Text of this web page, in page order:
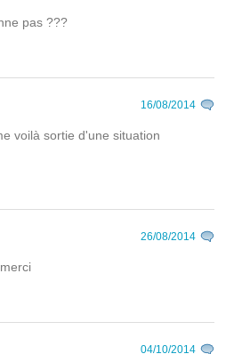
pas ???
16/08/2014
voilà sortie d'une situation
26/08/2014
04/10/2014